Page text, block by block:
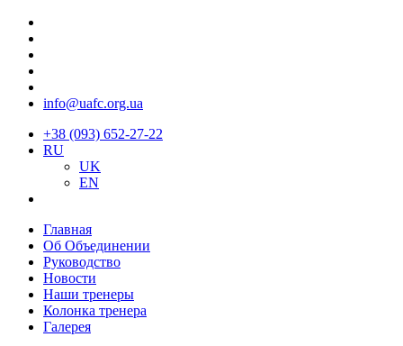
info@uafc.org.ua
+38 (093) 652-27-22
RU
UK
EN
Главная
Об Объединении
Руководство
Новости
Наши тренеры
Колонка тренера
Галерея